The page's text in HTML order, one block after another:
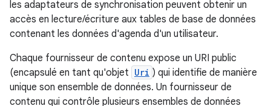
les adaptateurs de synchronisation peuvent obtenir un
accès en lecture/écriture aux tables de base de données
contenant les données d'agenda d'un utilisateur.
Chaque fournisseur de contenu expose un URI public
(encapsulé en tant qu'objet Uri ) qui identifie de manière
unique son ensemble de données. Un fournisseur de
contenu qui contrôle plusieurs ensembles de données